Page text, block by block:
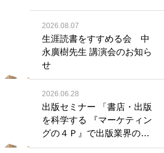
2026.08.07
生涯読書をすすめる会 中
永廣樹先生 講演会のお知ら
せ
2026.06.28
出版セミナー 「書店・出版
を科学する 『マーケティン
グの４Ｐ』で出版業界の諸
問題を考える」開催のお知